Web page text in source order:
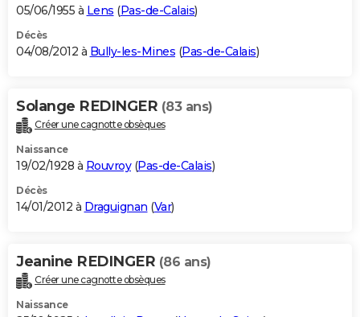
05/06/1955 à Lens (Pas-de-Calais)
Décès
04/08/2012 à Bully-les-Mines (Pas-de-Calais)
Solange REDINGER (83 ans)
Créer une cagnotte obsèques
Naissance
19/02/1928 à Rouvroy(Pas-de-Calais)
Décès
14/01/2012 à Draguignan (Var)
Jeanine REDINGER (86 ans)
Créer une cagnotte obsèques
Naissance